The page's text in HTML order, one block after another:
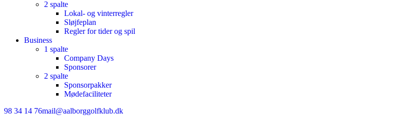
2 spalte
Lokal- og vinterregler
Sløjfeplan
Regler for tider og spil
Business
1 spalte
Company Days
Sponsorer
2 spalte
Sponsorpakker
Mødefaciliteter
98 34 14 76mail@aalborggolfklub.dk